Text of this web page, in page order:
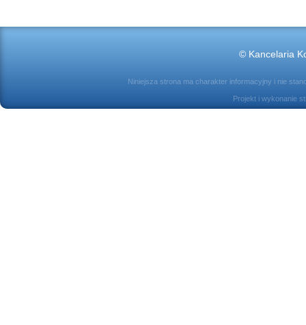
© Kancelaria
Niniejsza strona ma charakter informacyjny i nie
Projekt i wykonanie